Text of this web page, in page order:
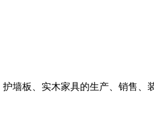
墙板、实木家具的生产、销售、